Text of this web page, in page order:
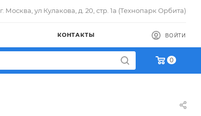
г. Москва, ул Кулакова, д. 20, стр. 1а (Технопарк Орбита)
КОНТАКТЫ ВОЙТИ
0